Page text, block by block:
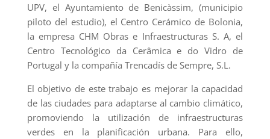
UPV, el Ayuntamiento de Benicàssim, (municipio
piloto del estudio), el Centro Cerámico de Bolonia,
la empresa CHM Obras e Infraestructuras S. A, el
Centro Tecnológico da Cerâmica e do Vidro de
Portugal y la compañía Trencadís de Sempre, S.L.
El objetivo de este trabajo es mejorar la capacidad
de las ciudades para adaptarse al cambio climático,
promoviendo la utilización de infraestructuras
verdes en la planificación urbana. Para ello,